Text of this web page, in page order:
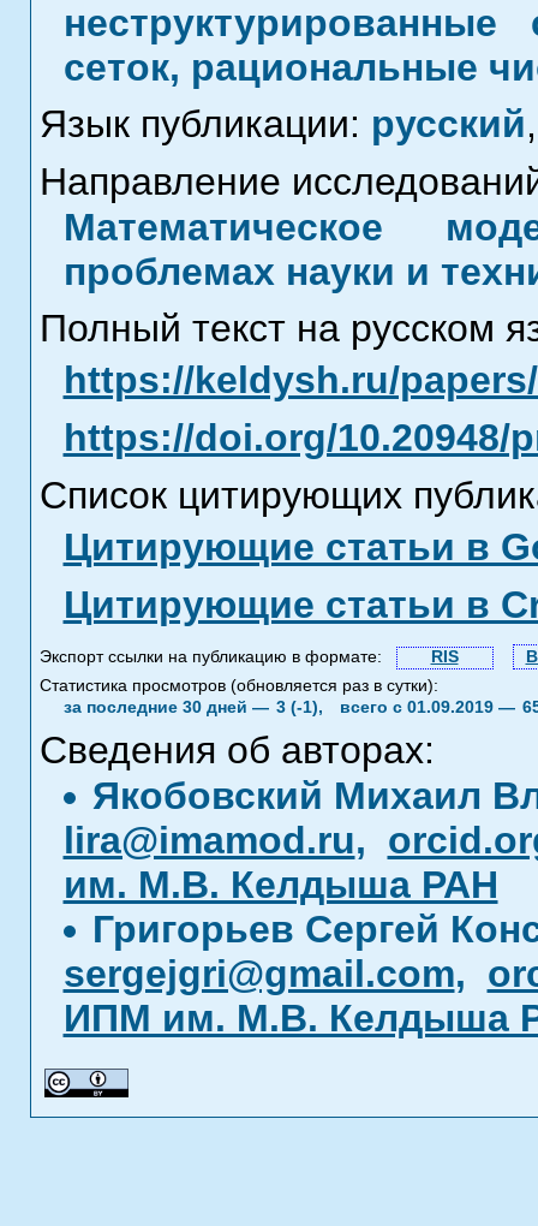
сеток, рациональные
Язык публикации: русский,
Направление
Математическое
проблемах науки и
Полный текст на русском
https://keldysh.ru/
https://doi.org/10.20948/
Список цитирующих
Цитирующие статьи в
Цитирующие статьи в
Экспорт ссылки на публикацию в формате: RIS
Статистика просмотров (обновляется раз в сутки):
за последние 30 дней — 3 (-1), всего с 01.09.2019 —
Сведения об авторах:
Якобовский Михаил
lira@imamod.ru,
им. М.В. Келдыша РАН
Григорьев Сергей
sergejgri@gmail.com,
ИПМ им. М.В. Келдыша